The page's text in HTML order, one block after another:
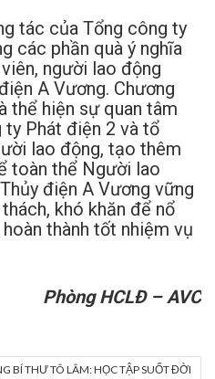
tác của Tổng công ty
các phần quà ý nghĩa
người lao động
A Vương. Chương
thể hiện sự quan tâm
Phát điện 2 và tổ
lao động, tạo thêm
toàn thể Người lao
điện A Vương vững
khó khăn để nổ
thành tốt nhiệm vụ
Phòng HCLĐ – AVC
BÍ THƯ TÔ LÂM: HỌC TẬP SUỐT ĐỜI